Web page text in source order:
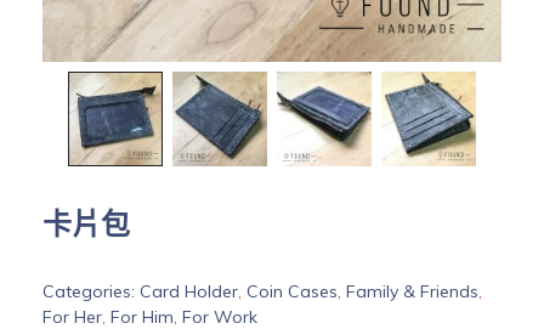
卡片包
Categories: Card Holder, Coin Cases, Family & Friends,
For Her, For Him, For Work